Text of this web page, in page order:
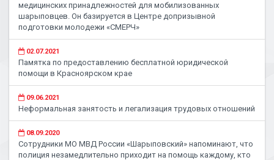
медицинских принадлежностей для мобилизованных
шарыповцев. Он базируется в Центре допризывной
подготовки молодежи «СМЕРЧ»
02.07.2021
Памятка по предоставлению бесплатной юридической
помощи в Красноярском крае
09.06.2021
Неформальная занятость и легализация трудовых отношений
08.09.2020
Сотрудники МО МВД России «Шарыповский» напоминают, что
полиция незамедлительно приходит на помощь каждому, кто